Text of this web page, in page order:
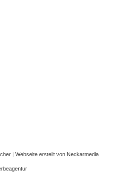
| Webseite erstellt von Neckarmedia